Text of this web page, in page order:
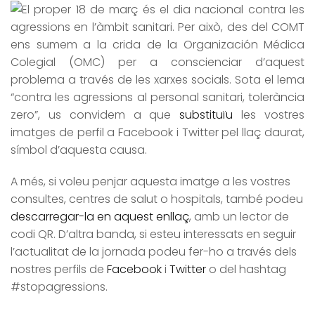
El proper 18 de març és el dia nacional contra les
agressions en l’àmbit sanitari. Per això, des del COMT
ens sumem a la crida de la Organización Médica
Colegial (OMC) per a conscienciar d’aquest
problema a través de les xarxes socials. Sota el lema
“contra les agressions al personal sanitari, tolerància
zero”, us convidem a quesubstituïules vostres
imatges de perfil a Facebook i Twitter pel llaç daurat,
símbol d’aquesta causa.
A més, si voleu penjar aquesta imatge a les vostres
consultes, centres de salut o hospitals, també podeu
descarregar-la en aquest enllaç, amb un lector de
codi QR. D’altra banda, si esteu interessats en seguir
l’actualitat de la jornada podeu fer-ho a través dels
nostres perfils de Facebooki Twitter o del hashtag
#stopagressions.